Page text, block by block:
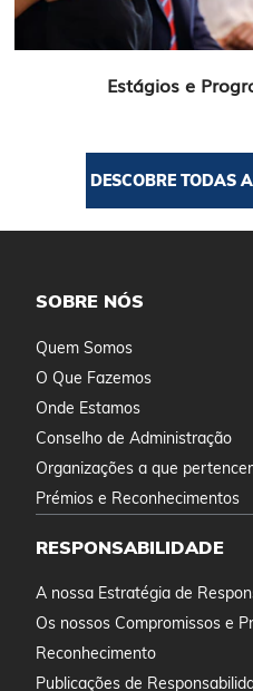
Estágios e
DESCOBRE TODAS
SOBRE NÓS
Quem Somos
O Que Fazemos
Onde Estamos
Conselho de Administração
Organizações a que
Prémios e Reconhecimentos
RESPONSABILIDADE
A nossa Estratégia de
Os nossos Compromissos e
Reconhecimento
Publicações de